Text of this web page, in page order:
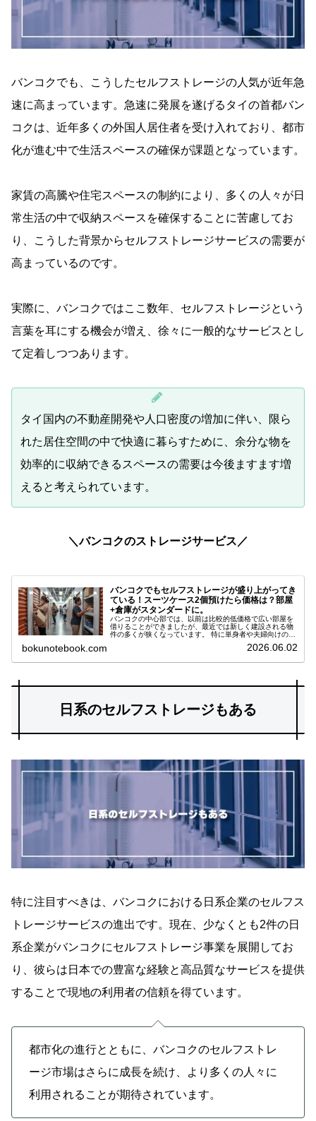
バンコクでも、こうしたセルフストレージの人気が近年急
速に高まっています。急速に発展を遂げるタイの首都バン
コクは、近年多くの外国人居住者を受け入れており、都市
化が進む中で生活スペースの確保が課題となっています。
家賃の高騰や住宅スペースの制約により、多くの人々が日
常生活の中で収納スペースを確保することに苦慮してお
り、こうした背景からセルフストレージサービスの需要が
高まっているのです。
実際に、バンコクではここ数年、セルフストレージという
言葉を耳にする機会が増え、徐々に一般的なサービスとし
て定着しつつあります。
タイ国内の不動産開発や人口密度の増加に伴い、限ら
れた居住空間の中で快適に暮らすために、余分な物を
効率的に収納できるスペースの需要は今後ますます増
えると考えられています。
＼バンコクのストレージサービス／
バンコクでもセルフストレージが盛り上がってき
ている！スーツケース2個預けたら価格は？部屋
+倉庫がスタンダードに。
バンコクの中心部では、以前は比較的低価格で広い部屋を
借りることができましたが、最近では新しく建設される物
件の多くが狭くなっています。 特に単身者や夫婦向けのコ
は減少傾向にあります。その結果、広い部屋の賃貸価格は
bokunotebook.com 2026.06.02
日系のセルフストレージもある
特に注目すべきは、バンコクにおける日系企業のセルフス
トレージサービスの進出です。現在、少なくとも2件の日
系企業がバンコクにセルフストレージ事業を展開してお
り、彼らは日本での豊富な経験と高品質なサービスを提供
することで現地の利用者の信頼を得ています。
都市化の進行とともに、バンコクのセルフストレ
ージ市場はさらに成長を続け、より多くの人々に
利用されることが期待されています。